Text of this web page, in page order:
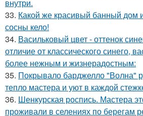
внутри.
33. Какой же красивый банный дом
сосны кело!
34. Васильковый цвет - оттенок
отличие от классического синего,
более нежным и жизнерадостным:
35. Покрывало барджелло "Волна"
тепло мастера и уют в каждой
36. Шенкурская роспись. Мастера
проживали в селениях по берегам